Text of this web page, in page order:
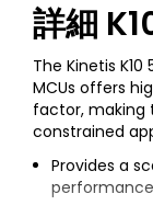
詳細
The Kinetis
MCUs offers
factor,
constrained
Provides a